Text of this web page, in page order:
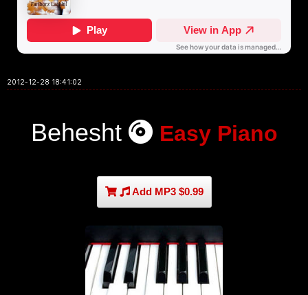
2012-12-28 18:41:02
Behesht Easy Piano
Add MP3 $0.99